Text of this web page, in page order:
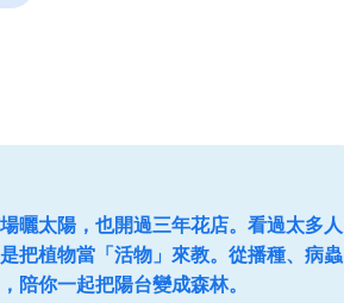
曬太陽，也開過三年花店。看過太多人
把植物當「活物」來教。從播種、病蟲
陪你一起把陽台變成森林。